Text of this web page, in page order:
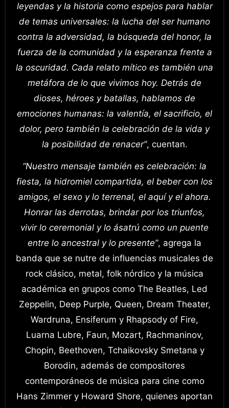
leyendas y la historia como espejos para hablar
de temas universales: la lucha del ser humano
contra la adversidad, la búsqueda del honor, la
fuerza de la comunidad y la esperanza frente a
la oscuridad. Cada relato mítico es también una
metáfora de lo que vivimos hoy. Detrás de
dioses, héroes y batallas, hablamos de
emociones humanas: la valentía, el sacrificio, el
dolor, pero también la celebración de la vida y
la posibilidad de renacer”, cuentan.
“Nuestro mensaje también es celebración: la
fiesta, la hidromiel compartida, el beber con los
amigos, el sexo y lo terrenal, el aquí y el ahora.
Honrar las derrotas, brindar por los triunfos,
vivir lo ceremonial y lo ásatrú como un puente
entre lo ancestral y lo presente”, agrega la
banda que se nutre de influencias musicales de
rock clásico, metal, folk nórdico y la música
académica en grupos como The Beatles, Led
Zeppelin, Deep Purple, Queen, Dream Theater,
Wardruna, Ensiferum y Rhapsody of Fire,
Luarna Lubre, Faun, Mozart, Rachmaninov,
Chopin, Beethoven, Tchaikovsky Smetana y
Borodin, además de compositores
contemporáneos de música para cine como
Hans Zimmer y Howard Shore, quienes aportan